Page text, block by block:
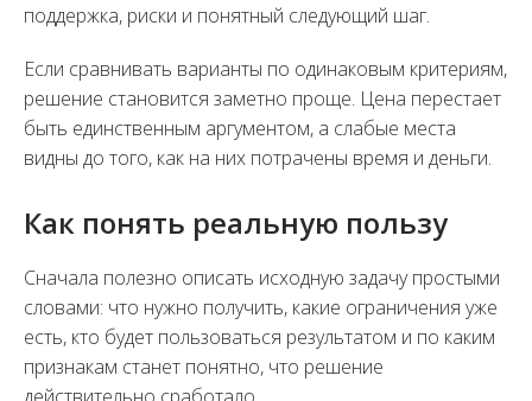
поддержка, риски и понятный следующий шаг.
Если сравнивать варианты по одинаковым критериям,
решение становится заметно проще. Цена перестает
быть единственным аргументом, а слабые места
видны до того, как на них потрачены время и деньги.
Как понять реальную пользу
Сначала полезно описать исходную задачу простыми
словами: что нужно получить, какие ограничения уже
есть, кто будет пользоваться результатом и по каким
признакам станет понятно, что решение
действительно сработало.